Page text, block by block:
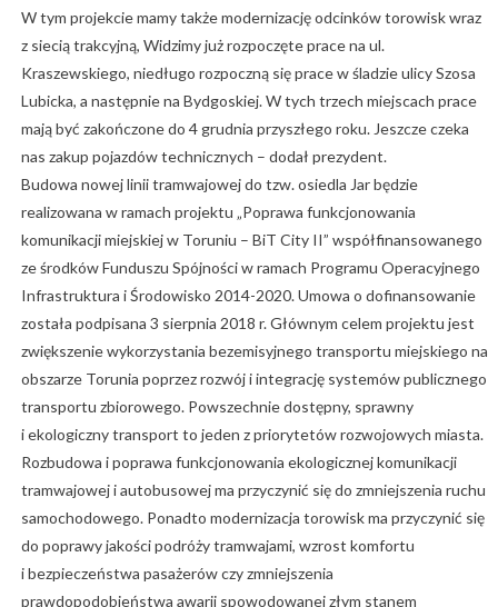
W tym projekcie mamy także modernizację odcinków torowisk wraz
z siecią trakcyjną, Widzimy już rozpoczęte prace na ul.
Kraszewskiego, niedługo rozpoczną się prace w śladzie ulicy Szosa
Lubicka, a następnie na Bydgoskiej. W tych trzech miejscach prace
mają być zakończone do 4 grudnia przyszłego roku. Jeszcze czeka
nas zakup pojazdów technicznych – dodał prezydent.
Budowa nowej linii tramwajowej do tzw. osiedla Jar będzie
realizowana w ramach projektu „Poprawa funkcjonowania
komunikacji miejskiej w Toruniu – BiT City II” współfinansowanego
ze środków Funduszu Spójności w ramach Programu Operacyjnego
Infrastruktura i Środowisko 2014-2020. Umowa o dofinansowanie
została podpisana 3 sierpnia 2018 r. Głównym celem projektu jest
zwiększenie wykorzystania bezemisyjnego transportu miejskiego na
obszarze Torunia poprzez rozwój i integrację systemów publicznego
transportu zbiorowego. Powszechnie dostępny, sprawny
i ekologiczny transport to jeden z priorytetów rozwojowych miasta.
Rozbudowa i poprawa funkcjonowania ekologicznej komunikacji
tramwajowej i autobusowej ma przyczynić się do zmniejszenia ruchu
samochodowego. Ponadto modernizacja torowisk ma przyczynić się
do poprawy jakości podróży tramwajami, wzrost komfortu
i bezpieczeństwa pasażerów czy zmniejszenia
prawdopodobieństwa awarii spowodowanej złym stanem